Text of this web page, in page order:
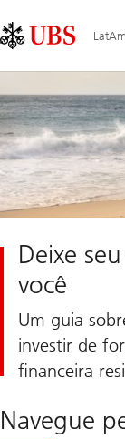
Links
Area
Deixe
você
Um guia
investir de
financeira
Navegue